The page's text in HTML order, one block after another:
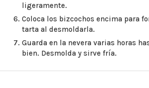
ligeramente.
Coloca los bizcochos encima para
tarta al desmoldarla.
Guarda en la nevera varias horas
bien. Desmolda y sirve fría.